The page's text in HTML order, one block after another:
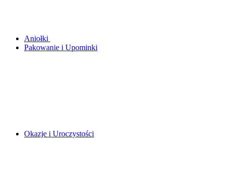
Aniołki
Pakowanie i Upominki
Okazje i Uroczystości